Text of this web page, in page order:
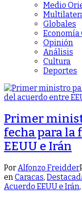
Medio
Globales
Economía
Opinión
Análisis
Cultura
Deportes
Primer
fecha para la
EEUU e Irán
PorAlfonzo Freidder
enCaracas,
Acuerdo EEUU e Irán,